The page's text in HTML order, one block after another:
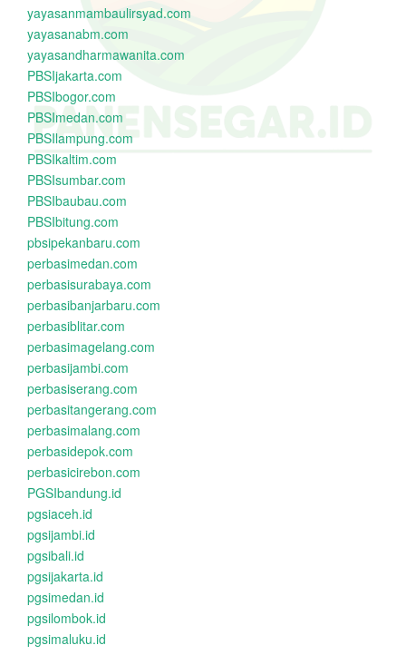
yayasanmambaulirsyad.com
yayasanabm.com
yayasandharmawanita.com
PBSIjakarta.com
PBSIbogor.com
PBSImedan.com
PBSIlampung.com
PBSIkaltim.com
PBSIsumbar.com
PBSIbaubau.com
PBSIbitung.com
pbsipekanbaru.com
perbasimedan.com
perbasisurabaya.com
perbasibanjarbaru.com
perbasiblitar.com
perbasimagelang.com
perbasijambi.com
perbasiserang.com
perbasitangerang.com
perbasimalang.com
perbasidepok.com
perbasicirebon.com
PGSIbandung.id
pgsiaceh.id
pgsijambi.id
pgsibali.id
pgsijakarta.id
pgsimedan.id
pgsilombok.id
pgsimaluku.id